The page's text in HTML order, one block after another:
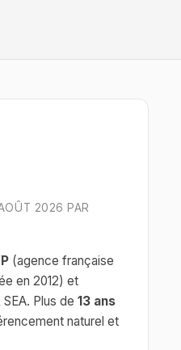
2026 PAR
(agence française
en 2012) et
Plus de 13 ans
naturel et